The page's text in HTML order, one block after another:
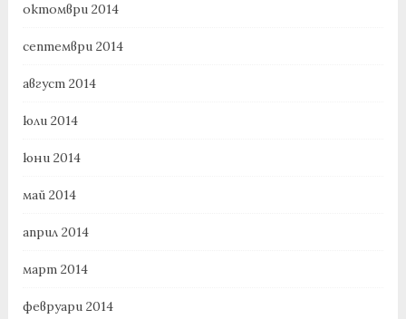
октомври 2014
септември 2014
август 2014
юли 2014
юни 2014
май 2014
април 2014
март 2014
февруари 2014